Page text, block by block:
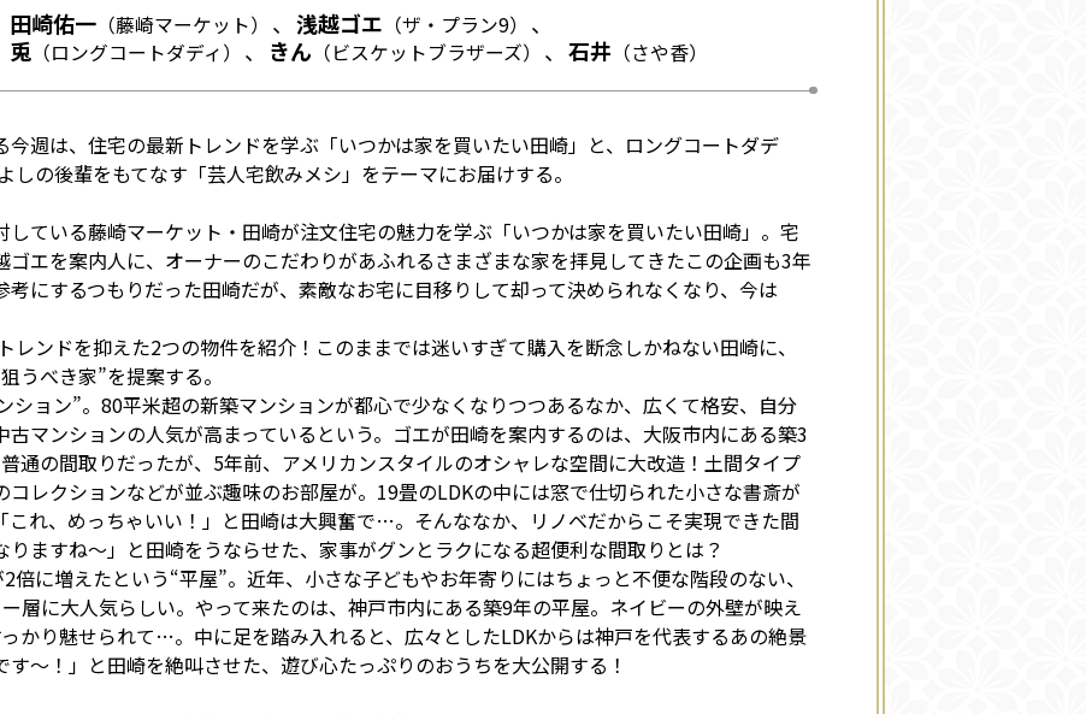
田崎佑一（藤崎マーケット） 浅越ゴエ （ザ・プラン9）
兎（ロングコートダディ） きん （ビスケットブラザーズ） 石井 （さや香）
週は、住宅の最新トレンドを学ぶ「いつかは家を買いたい田崎」と、ロングコートダデ
しの後輩をもてなす「芸人宅飲みメシ」をテーマにお届けする。
ている藤崎マーケット・田崎が注文住宅の魅力を学ぶ「いつかは家を買いたい田崎」。宅
エを案内人に、オーナーのこだわりがあふれるさまざまな家を拝見してきたこの企画も3年
考にするつもりだった田崎だが、素敵なお宅に目移りして却って決められなくなり、今は
レンドを抑えた2つの物件を紹介！このままでは迷いすぎて購入を断念しかねない田崎に、
うべき家”を提案する。
ション”。80平米超の新築マンションが都心で少なくなりつつあるなか、広くて格安、自分
マンションの人気が高まっているという。ゴエが田崎を案内するのは、大阪市内にある築3
通の間取りだったが、5年前、アメリカンスタイルのオシャレな空間に大改造！土間タイプ
レクションなどが並ぶ趣味のお部屋が。19畳のLDKの中には窓で仕切られた小さな書斎が
これ、めっちゃいい！」と田崎は大興奮で…。そんななか、リノベだからこそ実現できた間
ますね〜」と田崎をうならせた、家事がグンとラクになる超便利な間取りとは？
倍に増えたという“平屋”。近年、小さな子どもやお年寄りにはちょっと不便な階段のない、
層に大人気らしい。やって来たのは、神戸市内にある築9年の平屋。ネイビーの外壁が映え
かり魅せられて…。中に足を踏み入れると、広々としたLDKからは神戸を代表するあの絶景
～！」と田崎を絶叫させた、遊び心たっぷりのおうちを大公開する！